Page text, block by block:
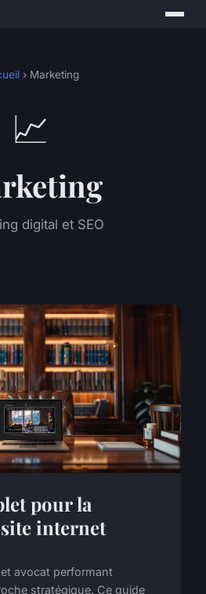
› Marketing
📈
digital et SEO
pour la
internet
avocat performant
stratégique. Ce guide